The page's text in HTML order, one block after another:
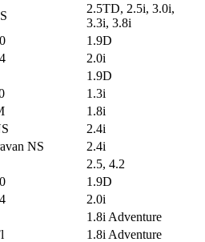
2.5TD, 2.5i, 3.0i,
3.3i, 3.8i
1.9D
2.0i
1.9D
1.3i
1.8i
2.4i
NS
2.4i
2.5, 4.2
1.9D
2.0i
1.8i Adventure
1.8i Adventure